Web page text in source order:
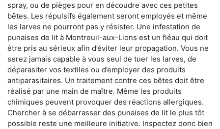
spray, ou de pièges pour en découdre avec ces petites
bêtes. Les répulsifs également seront employés et même
les larves ne pourront pas y résister. Une infestation de
punaises de lit à Montreuil-aux-Lions est un fléau qui doit
être pris au sérieux afin d’éviter leur propagation. Vous ne
serez jamais capable à vous seul de tuer les larves, de
déparasiter vos textiles ou d’employer des produits
antiparasitaires. Un traitement contre ces bêtes doit être
réalisé par une main de maître. Même les produits
chimiques peuvent provoquer des réactions allergiques.
Chercher à se débarrasser des punaises de lit le plus tôt
possible reste une meilleure initiative. Inspectez donc bien